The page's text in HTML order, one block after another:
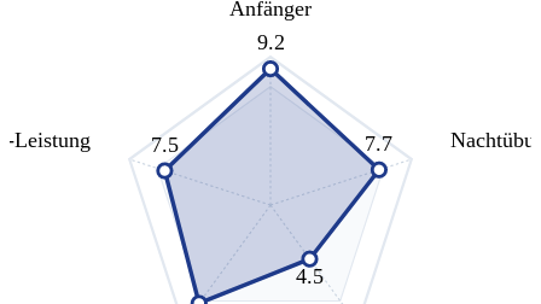
9.2
7.7
4.5
7.5
Anfänger
Leistung